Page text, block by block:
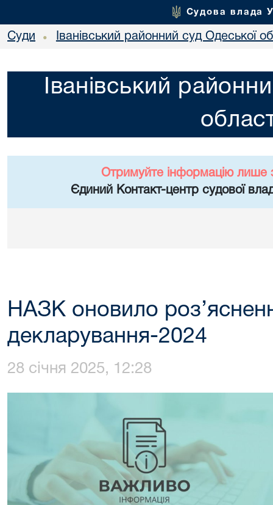
Судова влада
Суди • Іванівський районний суд Одеської
Іванівський
Отримуйте інформацію лише
Єдиний Контакт-центр судової
НАЗК оновило
декларування-2024
28 січня 2025, 12:28